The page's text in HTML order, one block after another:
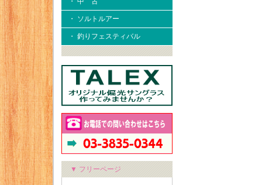
・ ソルトルアー
・ 釣りフェスティバル
▼ フリーページ